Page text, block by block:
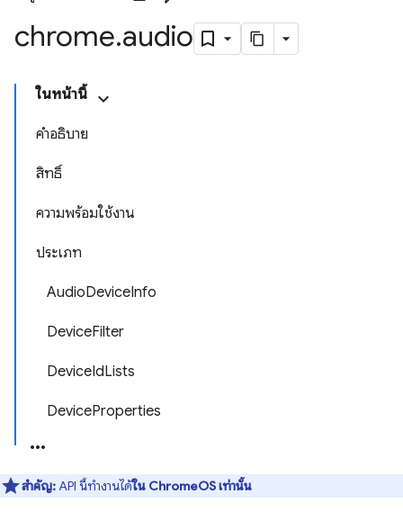
chrome.audio
ในหน้านี้
คำอธิบาย
สิทธิ์
ความพร้อมใช้งาน
ประเภท
AudioDeviceInfo
DeviceFilter
DeviceIdLists
DeviceProperties
สำคัญ:API นี้ทำงานได้ใน ChromeOS เท่านั้น